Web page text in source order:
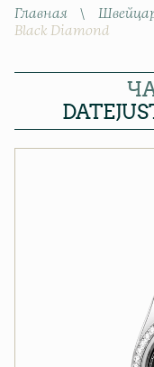
Главная \
Black Diamond